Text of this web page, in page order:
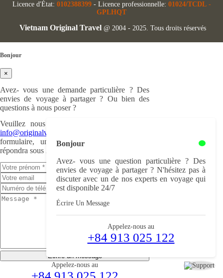
Licence d'État: 0102388399 - Licence professionnelle: 01024/TCDL-
GPLHQT
Vietnam Original Travel@ 2004 - 2025. Tous droits réservés
Bonjour
Avez- vous une question particulière ? Des
envies de voyage à partager ? N'hésitez pas à
discuter avec un de nos experts en voyage qui
est disponible 24/7
Écrire Un Message
Appelez-nous au
+84 913 025 122
Bonjour
×
Avez- vous une demande particulière ? Des
envies de voyage à partager ? Ou bien des
questions à nous poser ?
Veuillez nous nous écrire à cette adresse :
info@originalvietnam.com
formulaire, un de nos experts en voyage
répondra sous 24h.
Écrire un message
Appelez-nous au